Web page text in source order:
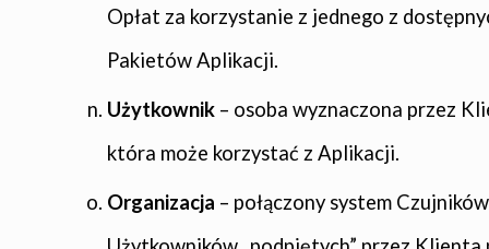
Opłat za korzystanie z jednego z
Pakietów Aplikacji.
Użytkownik– osoba wyznaczona przez
która może korzystać z Aplikacji.
Organizacja – połączony system